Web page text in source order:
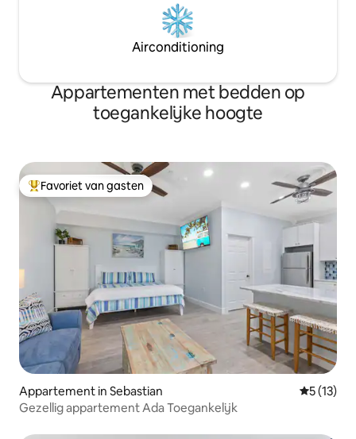
Airconditioning
Appartementen met bedden op
toegankelijke hoogte
Topfavoriet van gasten
Favoriet van gasten
Appartement in Sebastian
5 (13)
Gezellig appartement Ada Toegankelijk